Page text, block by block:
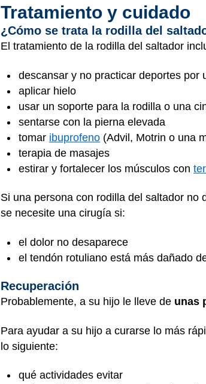
Tratamiento y cuidado
¿Cómo se trata la rodilla del
El tratamiento de la rodilla del saltador
descansar y no practicar deportes por
aplicar hielo
usar un soporte para la rodilla o una
sentarse con la pierna elevada
tomar ibuprofeno (Advil, Motrin o una
terapia de masajes
estirar y fortalecer los músculos con
Si una persona con rodilla del saltador no
se necesite una cirugía si:
el dolor no desaparece
el tendón rotuliano está más dañado
Recuperación
Probablemente, a su hijo le lleve de unas
Para ayudar a su hijo a curarse lo más
lo siguiente:
qué actividades evitar